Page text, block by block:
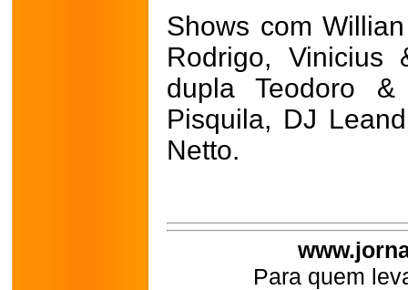
Shows com
Rodrigo,
dupla Teodoro
Pisquila, DJ
Netto.
Para quem